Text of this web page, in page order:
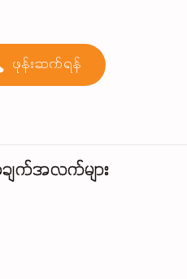
ဖုန်းဆက်ရန်
ျက်အလက်များ